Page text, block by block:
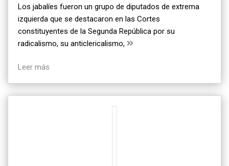
Los jabalíes fueron un grupo de diputados de extrema
izquierda que se destacaron en las Cortes
constituyentes de la Segunda República por su
radicalismo, su anticlericalismo,
Leer más